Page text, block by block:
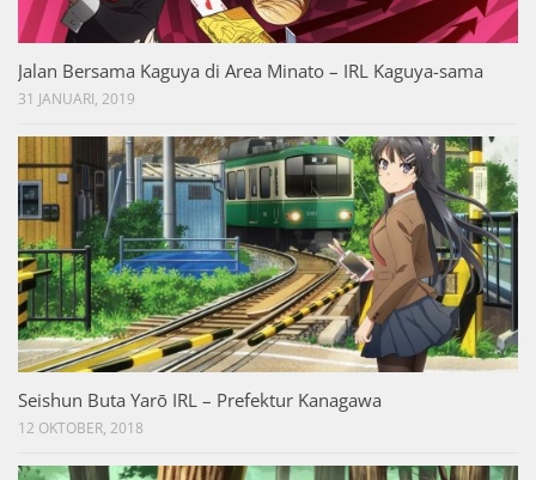
Jalan Bersama Kaguya di Area Minato – IRL Kaguya-sama
31 JANUARI, 2019
Seishun Buta Yarō IRL – Prefektur Kanagawa
12 OKTOBER, 2018